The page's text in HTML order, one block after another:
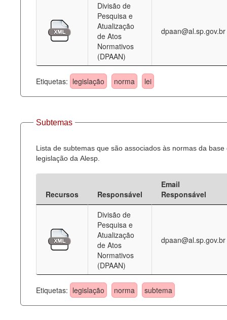
Divisão de
Pesquisa e
Atualização
de Atos
Normativos
(DPAAN)
dpaan@al.sp.gov.br
Etiquetas: legislação norma lei
Subtemas
Lista de subtemas que são associados às normas da base
legislação da Alesp.
Recursos Responsável
Email
Responsável
Divisão de
Pesquisa e
Atualização
de Atos
Normativos
(DPAAN)
dpaan@al.sp.gov.br
Etiquetas: legislação norma subtema